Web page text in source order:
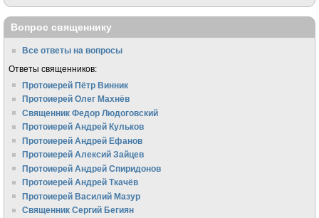
Вопрос священнику
Все ответы на вопросы
Ответы священников:
Протоиерей Пётр Винник
Протоиерей Олег Махнёв
Священник Федор Людоговский
Протоиерей Андрей Кульков
Протоиерей Андрей Ефанов
Протоиерей Алексий Зайцев
Протоиерей Андрей Спиридонов
Протоиерей Андрей Ткачёв
Протоиерей Василий Мазур
Священник Сергий Бегиян